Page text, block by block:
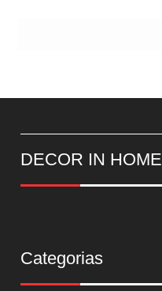
DECOR IN HOME
Categorias